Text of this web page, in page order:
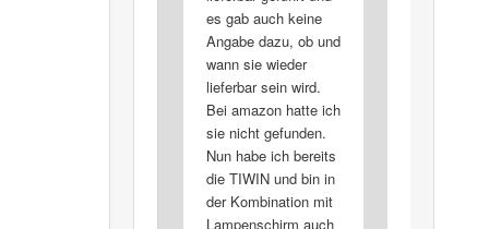
es gab auch keine
Angabe dazu, ob und
wann sie wieder
lieferbar sein wird.
Bei amazon hatte ich
sie nicht gefunden.
Nun habe ich bereits
die TIWIN und bin in
der Kombination mit
Lampenschirm auch